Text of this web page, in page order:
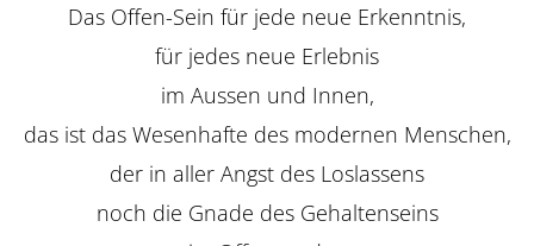
Das Offen-Sein für jede neue Erkenntnis,
für jedes neue Erlebnis
im Aussen und Innen,
das ist das Wesenhafte des modernen Menschen,
der in aller Angst des Loslassens
noch die Gnade des Gehaltenseins